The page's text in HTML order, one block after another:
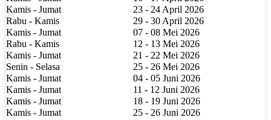
Kamis - Jumat
23 - 24 April 2026
Rabu - Kamis
29 - 30 April 2026
Kamis - Jumat
07 - 08 Mei 2026
Rabu - Kamis
12 - 13 Mei 2026
Kamis - Jumat
21 - 22 Mei 2026
Senin - Selasa
25 - 26 Mei 2026
Kamis - Jumat
04 - 05 Juni 2026
Kamis - Jumat
11 - 12 Juni 2026
Kamis - Jumat
18 - 19 Juni 2026
Kamis - Jumat
25 - 26 Juni 2026